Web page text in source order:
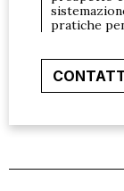
pratiche